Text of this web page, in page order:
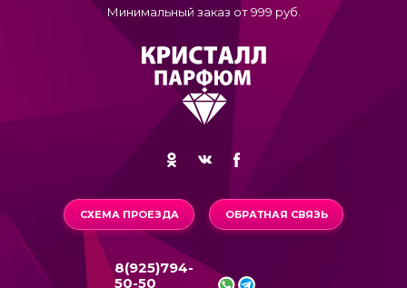
Минимальный заказ от 999 руб.
СХЕМА ПРОЕЗДА ОБРАТНАЯ СВЯЗЬ
8(925)794-
50-50